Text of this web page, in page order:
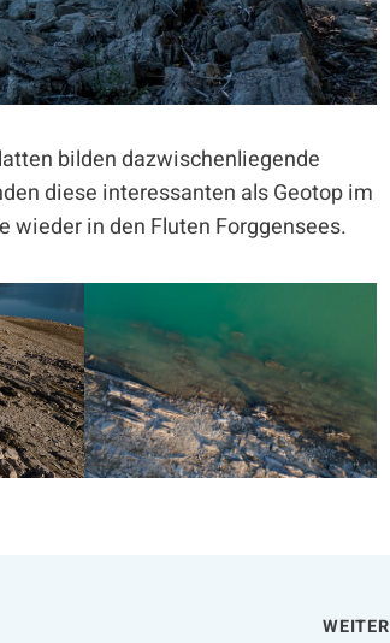
bilden dazwischenliegende
diese interessanten als Geotop im
wieder in den Fluten Forggensees.
WEITER